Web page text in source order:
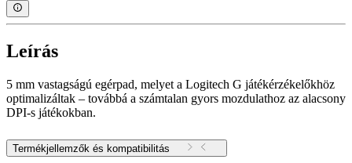
Leírás
5 mm vastagságú egérpad, melyet a Logitech G játékérzékelőkhöz
optimalizáltak – továbbá a számtalan gyors mozdulathoz az alacsony
DPI-s játékokban.
Termékjellemzők és kompatibilitás